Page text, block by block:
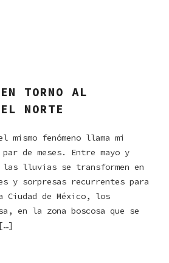
TORNO AL
NORTE
mismo fenómeno llama mi
de meses. Entre mayo y
lluvias se transformen en
y sorpresas recurrentes para
de México, los
en la zona boscosa que se